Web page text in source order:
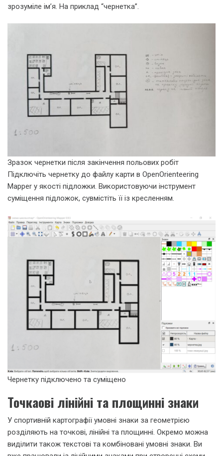
зрозуміле ім’я. На приклад “чернетка”.
Зразок чернетки після закінчення польових робіт
Підключіть чернетку до файлу карти в OpenOrienteering
Mapper у якості підложки. Використовуючи інструмент
суміщення підложок, сувмістіть її із кресленням.
Чернетку підключено та суміщено
Точкаові лінійні та площинні знаки
У спортивній картографії умовні знаки за геометрією
розділяють на точкові, лінійні та площинні. Окремо можна
виділити також текстові та комбіновані умовні знаки. Ви